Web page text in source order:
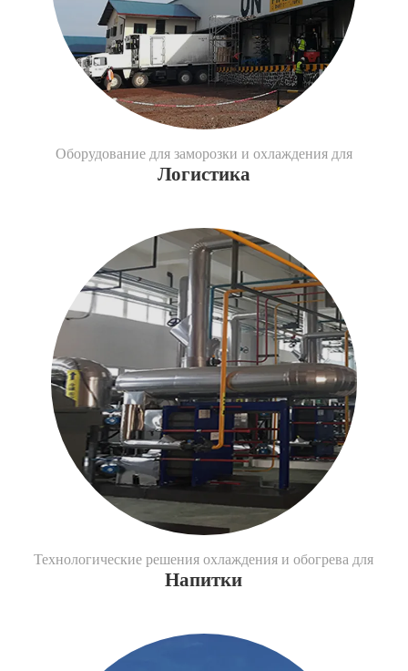
Оборудование для заморозки и охлаждения для
Логистика
Технологические решения охлаждения и обогрева для
Напитки